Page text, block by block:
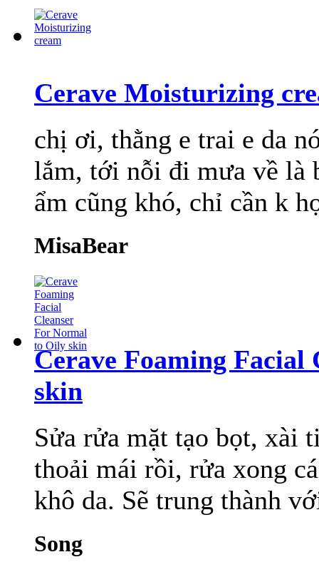
Cerave Moisturizing
chị ơi, thằng e trai e da
lắm, tới nỗi đi mưa về là
ẩm cũng khó, chỉ cần k
MisaBear
Cerave Foaming
skin
Sửa rửa mặt tạo bọt, xài
thoải mái rồi, rửa xong
khô da. Sẽ trung thành
Song